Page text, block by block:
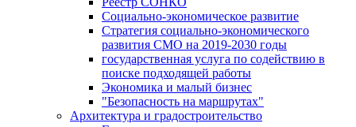
Социально-экономическое развитие
Стратегия социально-экономического
развития СМО на 2019-2030 годы
государственная услуга по содействию в
поиске подходящей работы
Экономика и малый бизнес
"Безопасность на маршрутах"
Архитектура и градостроительство